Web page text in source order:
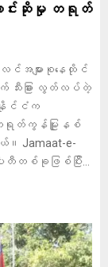
င်းဆိုမှု တရုတ်
များစုနေထိုင်
းခြား လွတ်လပ်တဲ့
နိုင်ငံက
တရုတ်ကွန်မြူနစ်
Jamaat-e-
တီတစ်ခုဖြစ်ပြီး...